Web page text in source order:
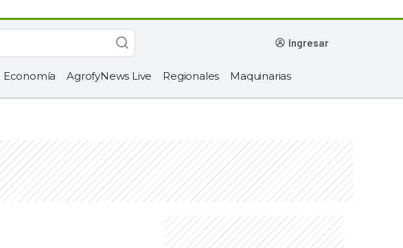
ingresar
Economía AgrofyNews Live Regionales Maquinarias